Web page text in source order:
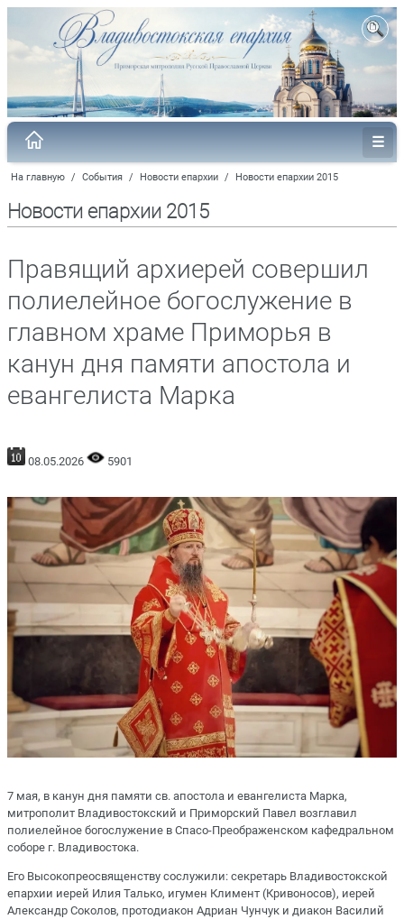
На главную / События / Новости епархии / Новости епархии 2015
Новости епархии 2015
Правящий архиерей совершил
полиелейное богослужение в
главном храме Приморья в
канун дня памяти апостола и
евангелиста Марка
08.05.2026 5901
7 мая, в канун дня памяти св. апостола и евангелиста Марка,
митрополит Владивостокский и Приморский Павел возглавил
полиелейное богослужение в Спасо-Преображенском кафедральном
соборе г. Владивостока.
Его Высокопреосвященству сослужили: секретарь Владивостокской
епархии иерей Илия Талько, игумен Климент (Кривоносов), иерей
Александр Соколов, протодиакон Адриан Чунчук и диакон Василий